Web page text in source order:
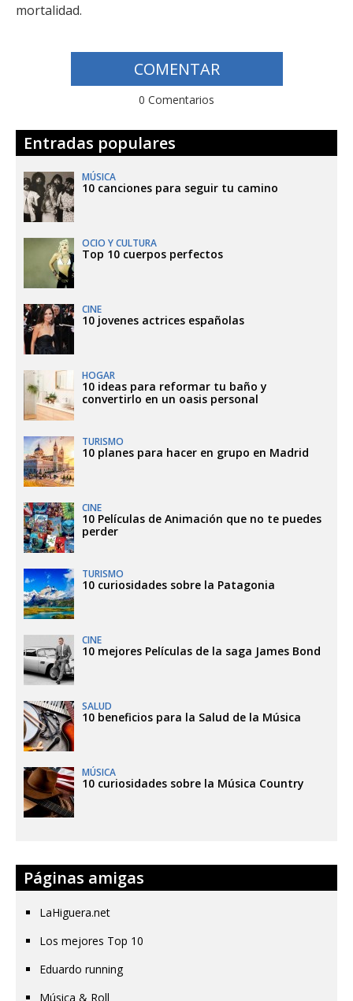
mortalidad.
COMENTAR
0 Comentarios
Entradas populares
MÚSICA
10 canciones para seguir tu camino
OCIO Y CULTURA
Top 10 cuerpos perfectos
CINE
10 jovenes actrices españolas
HOGAR
10 ideas para reformar tu baño y
convertirlo en un oasis personal
TURISMO
10 planes para hacer en grupo en Madrid
CINE
10 Películas de Animación que no te puedes
perder
TURISMO
10 curiosidades sobre la Patagonia
CINE
10 mejores Películas de la saga James Bond
SALUD
10 beneficios para la Salud de la Música
MÚSICA
10 curiosidades sobre la Música Country
Páginas amigas
LaHiguera.net
Los mejores Top 10
Eduardo running
Música & Roll